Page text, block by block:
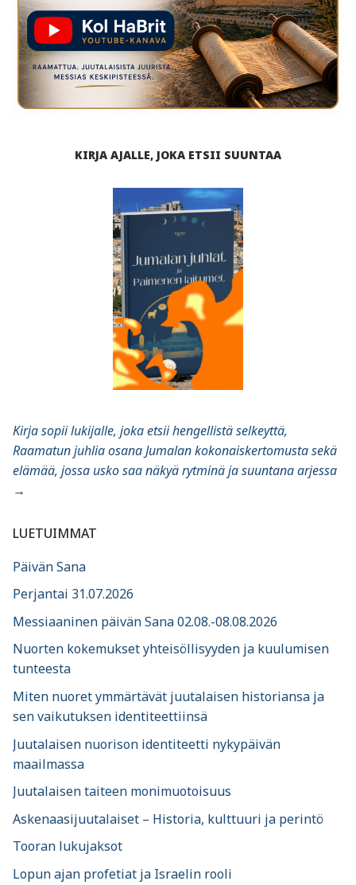
KIRJA AJALLE, JOKA ETSII SUUNTAA
Kirja sopii lukijalle, joka etsii hengellistä selkeyttä,
Raamatun juhlia osana Jumalan kokonaiskertomusta sekä
elämää, jossa usko saa näkyä rytminä ja suuntana arjessa
→
LUETUIMMAT
Päivän Sana
Perjantai 31.07.2026
Messiaaninen päivän Sana 02.08.-08.08.2026
Nuorten kokemukset yhteisöllisyyden ja kuulumisen
tunteesta
Miten nuoret ymmärtävät juutalaisen historiansa ja
sen vaikutuksen identiteettiinsä
Juutalaisen nuorison identiteetti nykypäivän
maailmassa
Juutalaisen taiteen monimuotoisuus
Askenaasijuutalaiset – Historia, kulttuuri ja perintö
Tooran lukujaksot
Lopun ajan profetiat ja Israelin rooli